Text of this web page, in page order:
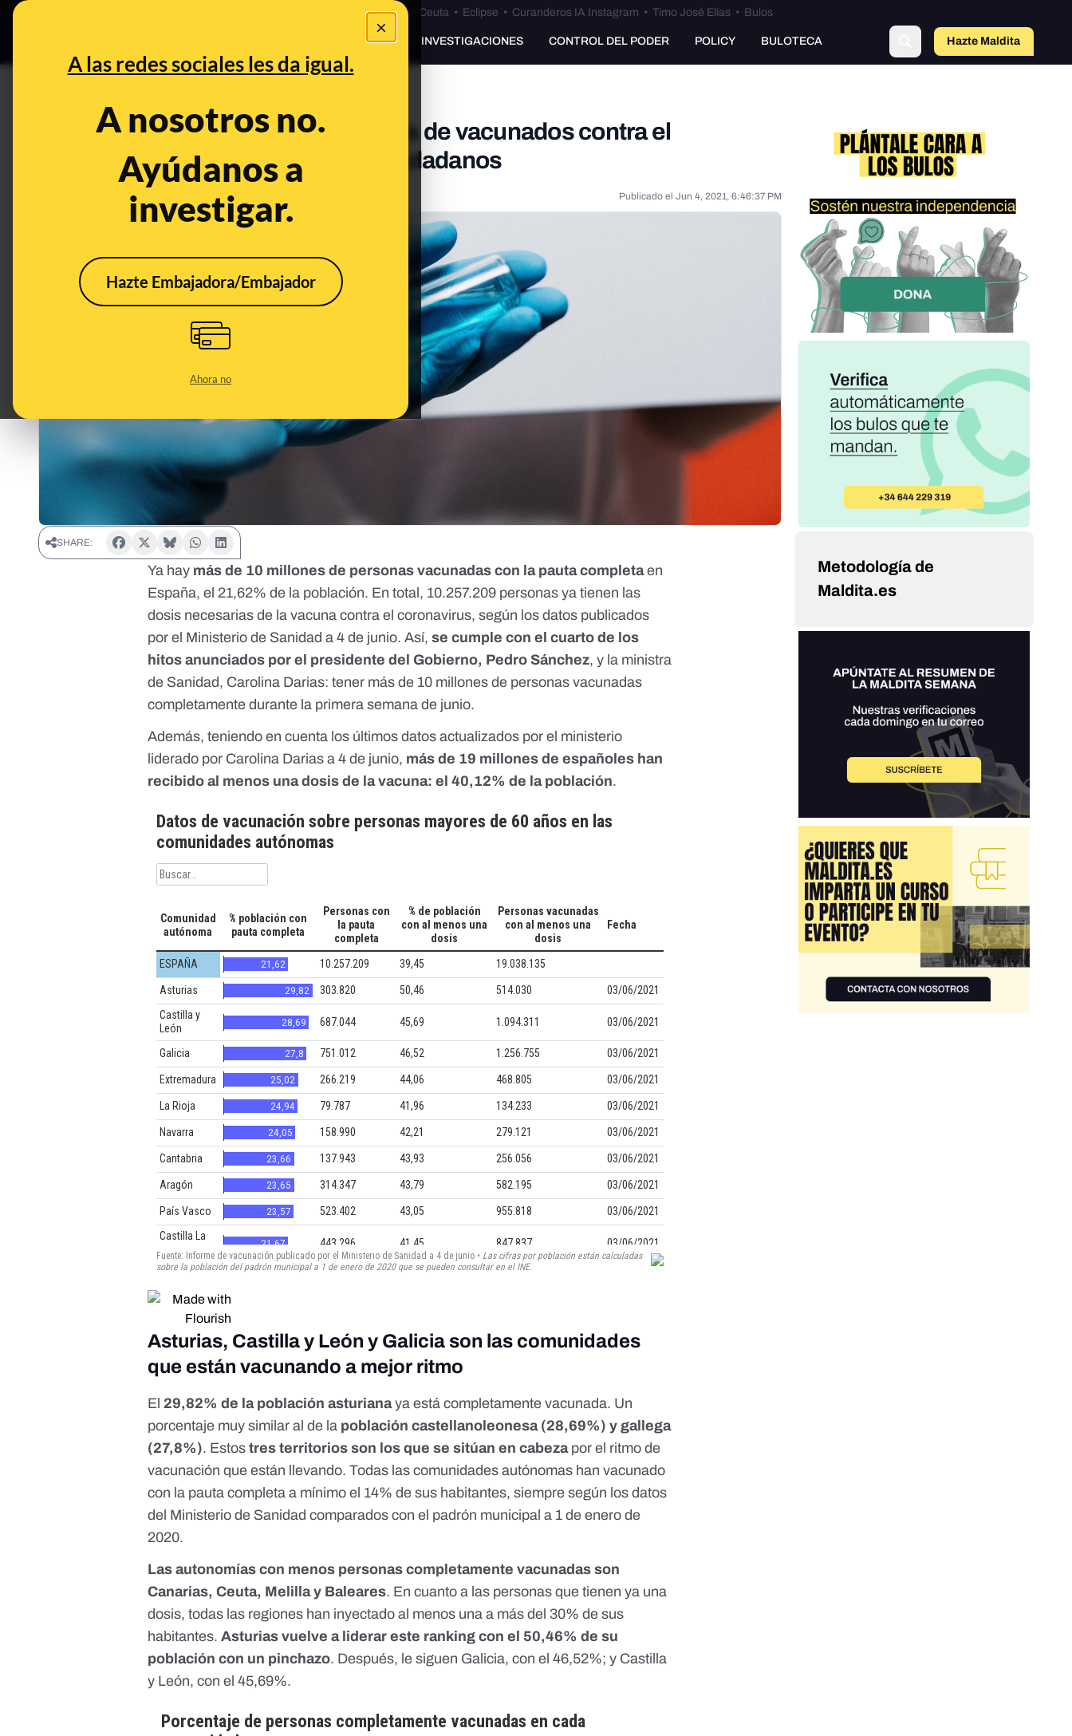
×
A las redes sociales les da igual.
A nosotros no.
Ayúdanos a
investigar.
Hazte Embajadora/Embajador
Ahora no
Especial Ceuta•Bulos Ceuta • Eclipse • Curanderos IA Instagram • Timo José Elías • Bulos
PREBUNKING INVESTIGACIONES CONTROL DEL PODER POLICY BULOTECA Hazte Maldito
España tiene ya más de 10 millones de vacunados contra el
coronavirus: uno de cada cinco ciudadanos
Publicado el Jun 4, 2021, 6:46:37 PM
SHARE:
Ya hay más de 10 millones de personas vacunadas con la pauta completaen
España, el 21,62% de la población. En total, 10.257.209 personas ya tienen las
dosis necesarias de la vacuna contra el coronavirus,según los datos publicados
por el Ministerio de Sanidad a 4 de junio. Así, se cumple con el cuarto de los
hitos anunciados por el presidente del Gobierno, Pedro Sánchez, y la ministra
de Sanidad, Carolina Darias: tener más de 10 millones de personas vacunadas
completamente durante la primera semana de junio.
Además, teniendo en cuenta los últimos datos actualizados por el ministerio
liderado por Carolina Darias a 4 de junio, más de 19 millones de españoles han
recibido al menos una dosis de la vacuna: el 40,12% de la población.
Asturias, Castilla y León y Galicia son las comunidades
que están vacunando a mejor ritmo
El 29,82% de la población asturianaya está completamente vacunada. Un
porcentaje muy similar al de la población castellanoleonesa (28,69%) y gallega
(27,8%). Estos tres territorios son los que se sitúan en cabeza por el ritmo de
vacunación que están llevando. Todas las comunidades autónomas han vacunado
con la pauta completa a mínimo el 14% de sus habitantes, siempre según los datos
del Ministerio de Sanidadcomparados con el padrón municipal a 1 de enero de
2020.
Las autonomías con menos personas completamente vacunadas son
Canarias, Ceuta, Melilla y Baleares. En cuanto a las personas que tienen ya una
dosis, todas las regiones han inyectado al menos una a más del 30% de sus
habitantes.Asturias vuelve a liderar este ranking con el 50,46% de su
población con un pinchazo. Después, le siguen Galicia, con el 46,52%; y Castilla
y León, con el 45,69%.
Metodología de
Maldita.es